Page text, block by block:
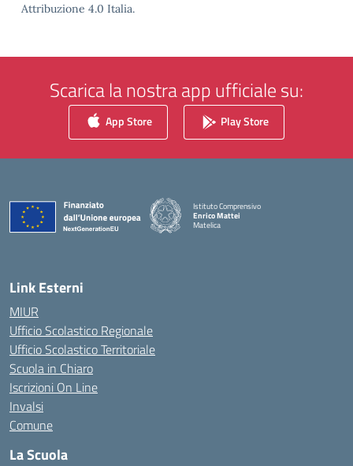
Attribuzione 4.0 Italia.
Scarica la nostra app ufficiale su:
App Store Play Store
Istituto Comprensivo
Enrico Mattei
Matelica
Link Esterni
MIUR
Ufficio Scolastico Regionale
Ufficio Scolastico Territoriale
Scuola in Chiaro
Iscrizioni On Line
Invalsi
Comune
La Scuola